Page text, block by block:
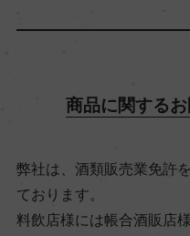
飲み頃温度
ー
商品に関する
弊社は、酒類販売業免許
ております。
料飲店様には帳合酒販店